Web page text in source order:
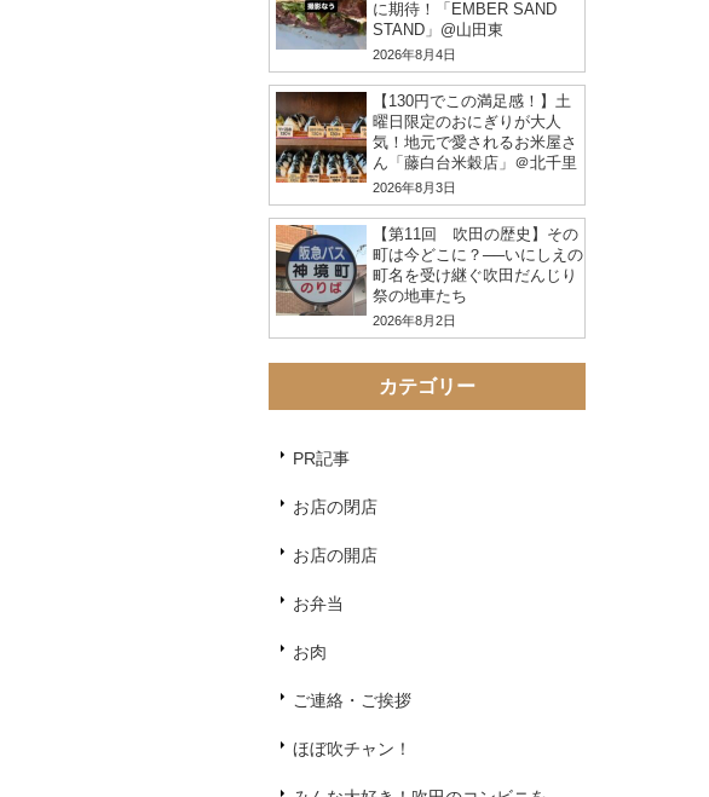
に期待！「EMBER SAND
STAND」@山田東
2026年8月4日
【130円でこの満足感！】土
曜日限定のおにぎりが大人
気！地元で愛されるお米屋さ
ん「藤白台米穀店」＠北千里
2026年8月3日
【第11回 吹田の歴史】その
町は今どこに？──いにしえの
町名を受け継ぐ吹田だんじり
祭の地車たち
2026年8月2日
カテゴリー
PR記事
お店の閉店
お店の開店
お弁当
お肉
ご連絡・ご挨拶
ほぼ吹チャン！